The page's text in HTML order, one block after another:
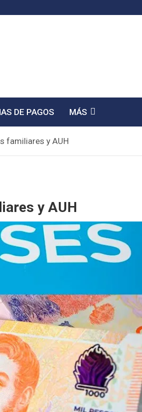
DE PAGOS MÁS
familiares y AUH
y AUH